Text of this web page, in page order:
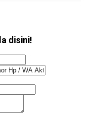
disini!